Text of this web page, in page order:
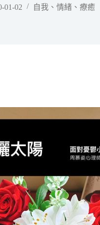
01-02 自我、情緒、療癒